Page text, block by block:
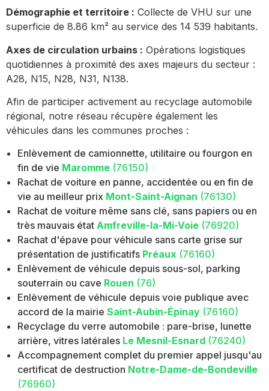
Démographie et territoire : Collecte de VHU sur une
superficie de 8.86 km² au service des 14 539 habitants.
Axes de circulation urbains : Opérations logistiques
quotidiennes à proximité des axes majeurs du secteur :
A28, N15, N28, N31, N138.
Afin de participer activement au recyclage automobile
régional, notre réseau récupère également les
véhicules dans les communes proches :
Enlèvement de camionnette, utilitaire ou fourgon en
fin de vie Maromme (76150)
Rachat de voiture en panne, accidentée ou en fin de
vie au meilleur prix Mont-Saint-Aignan (76130)
Rachat de voiture même sans clé, sans papiers ou en
très mauvais état Amfreville-la-Mi-Voie (76920)
Rachat d'épave pour véhicule sans carte grise sur
présentation de justificatifs Préaux (76160)
Enlèvement de véhicule depuis sous-sol, parking
souterrain ou cave Rouen (76)
Enlèvement de véhicule depuis voie publique avec
accord de la mairie Saint-Aubin-Épinay (76160)
Recyclage du verre automobile : pare-brise, lunette
arrière, vitres latérales Le Mesnil-Esnard (76240)
Accompagnement complet du premier appel jusqu'au
certificat de destruction Notre-Dame-de-Bondeville
(76960)